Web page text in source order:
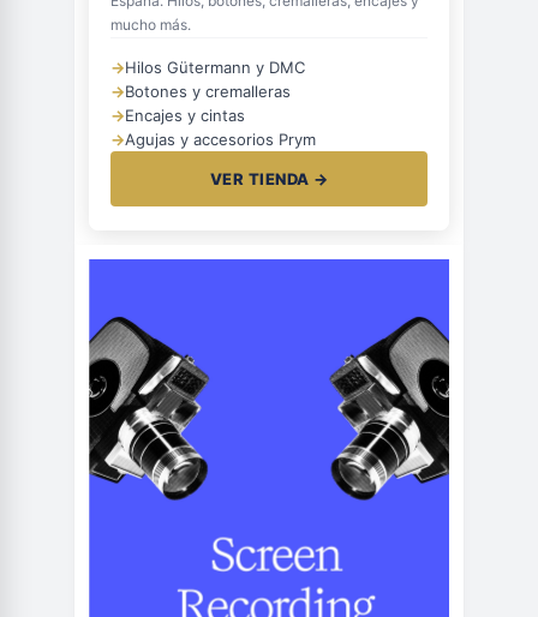
mucho más.
→Hilos Gütermann y DMC
→Botones y cremalleras
→Encajes y cintas
→Agujas y accesorios Prym
VER TIENDA →